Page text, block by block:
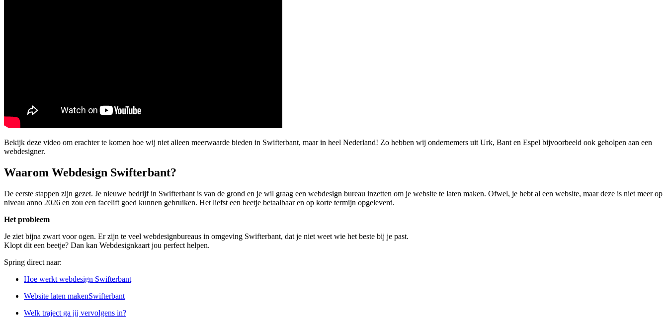
Bekijk deze video om erachter te komen hoe wij niet alleen meerwaarde bieden in Swifterbant, maar in heel Nederland! Zo hebben wij ondernemers uit Urk, Bant en Espel bijvoorbeeld ook geholpen aan een
webdesigner.
Waarom Webdesign Swifterbant?
De eerste stappen zijn gezet. Je nieuwe bedrijf in Swifterbant is van de grond en je wil graag een webdesign bureau inzetten om je website te laten maken. Ofwel, je hebt al een website, maar deze is niet meer op
niveau anno 2026 en zou een facelift goed kunnen gebruiken. Het liefst een beetje betaalbaar en op korte termijn opgeleverd.
Het probleem
Je ziet bijna zwart voor ogen. Er zijn te veel webdesignbureaus in omgeving Swifterbant, dat je niet weet wie het beste bij je past.
Klopt dit een beetje? Dan kan Webdesignkaart jou perfect helpen.
Spring direct naar:
Hoe werkt webdesign Swifterbant
Website laten makenSwifterbant
Welk traject ga jij vervolgens in?